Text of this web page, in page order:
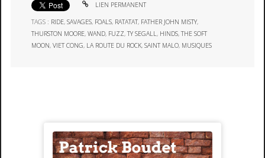
LIEN PERMANENT
TAGS : RIDE,SAVAGES, FOALS, RATATAT, FATHER JOHN MISTY,
THURSTON MOORE,WAND, FUZZ,TY SEGALL, HINDS,THE SOFT
MOON,VIET CONG, LA ROUTE DU ROCK,SAINT MALO, MUSIQUES